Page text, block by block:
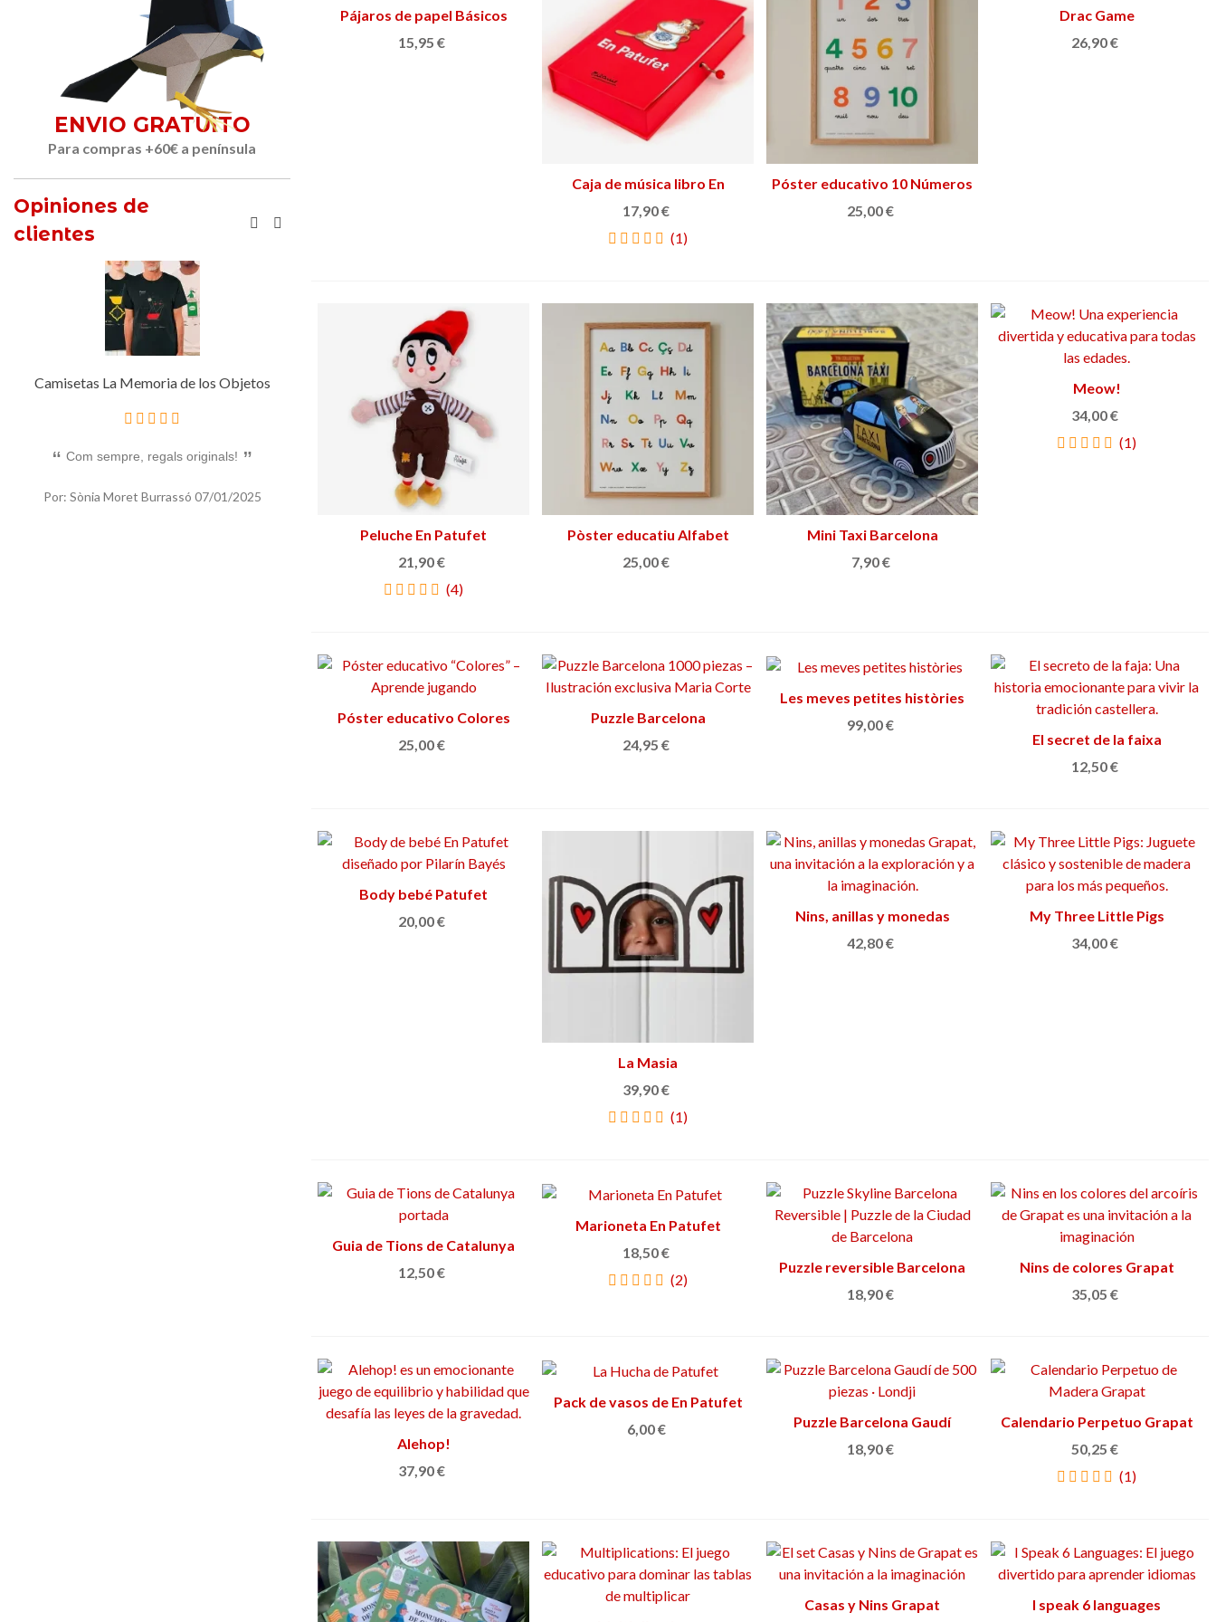
ENVIO GRATUITO
Para compras +60€ a península
Opiniones de
clientes
Camisetas La Memoria de los Objetos
Com sempre, regals originals!
Por: Sònia Moret Burrassó 07/01/2025
Media dozena de Hostias
Un bon regal original per a qui els agrada la
ratafia
Por: Sònia Moret Burrassó
Individuales Hidraulik
Me encantan . Estupendo diseño y calidad
Por: Beatriz Izquierdo 20/08/2024
Ratafía L'HOSTIA
bonissima hostia ratafia
Una bona ratafia i un regal que no deixa
indiferent.Tornaré a comprar a Oniricat.
Por: Núria Borras
Ver más
Pájaros de papel Básicos
15,95 €
Añadir al carrito
Caja de música libro En
Patufet
17,90 €
(1)
Ver más
Póster educativo 10 Números
25,00 €
Añadir al carrito
Drac Game
26,90 €
Añadir al carrito
Peluche En Patufet
21,90 €
(4)
Ver más
Pòster educatiu Alfabet
25,00 €
Añadir al carrito
Mini Taxi Barcelona
7,90 €
Añadir al carrito
Meow!
34,00 €
(1)
Ver más
Póster educativo Colores
25,00 €
Añadir al carrito
Puzzle Barcelona
24,95 €
Añadir al carrito
Les meves petites històries
99,00 €
Añadir al carrito
El secret de la faixa
12,50 €
Ver más
Body bebé Patufet
20,00 €
Añadir al carrito
La Masia
39,90 €
(1)
Ver más
Nins, anillas y monedas
Grapat
42,80 €
Ver más
My Three Little Pigs
34,00 €
Añadir al carrito
Guia de Tions de Catalunya
12,50 €
Añadir al carrito
Marioneta En Patufet
18,50 €
(2)
Añadir al carrito
Puzzle reversible Barcelona
18,90 €
Añadir al carrito
Nins de colores Grapat
35,05 €
Añadir al carrito
Alehop!
37,90 €
Añadir al carrito
Pack de vasos de En Patufet
6,00 €
Añadir al carrito
Puzzle Barcelona Gaudí
18,90 €
Ver más
Calendario Perpetuo Grapat
50,25 €
(1)
Añadir al carrito
Casas y Nins Grapat
Añadir al carrito
I speak 6 languages